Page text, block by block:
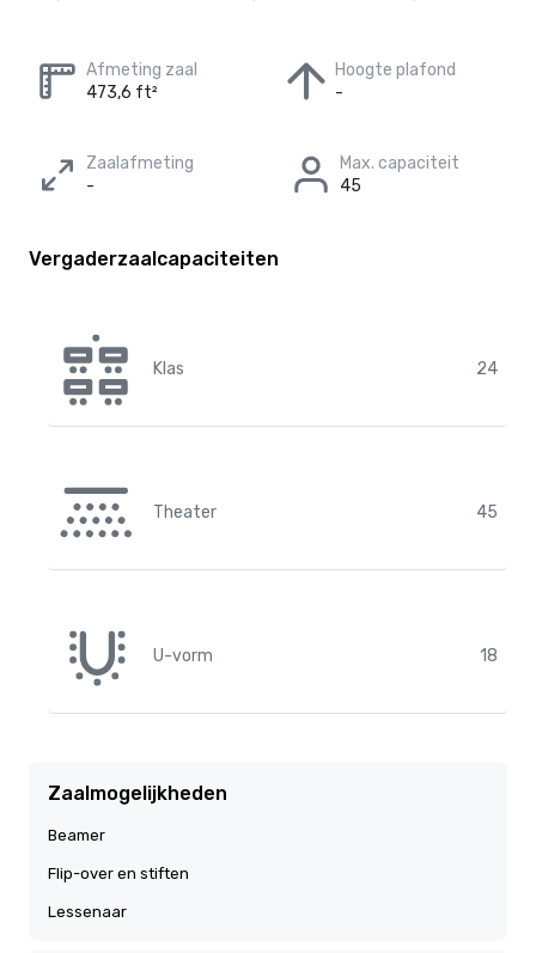
Afmeting zaal
473,6 ft²
Hoogte plafond
-
Zaalafmeting
-
Max. capaciteit
45
Vergaderzaalcapaciteiten
Klas 24
Theater 45
U-vorm 18
Zaalmogelijkheden
Beamer
Flip-over en stiften
Lessenaar